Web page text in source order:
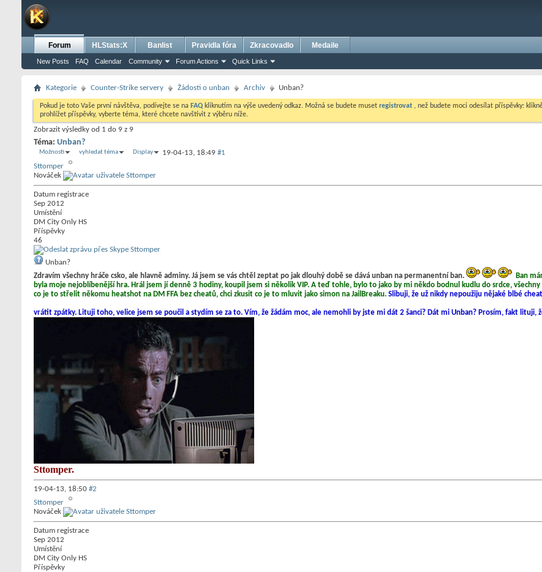
Forum
New Posts FAQ Calendar Community Forum Actions Quick Links
HLStats:X Banlist Pravidla fóra Zkracovadlo Medaile
Kategorie Counter-Strike servery Žádosti o unban Archiv Unban?
Pokud je toto Vaše první návštěva, podívejte se na FAQ kliknutím na výše uvedený odkaz. Možná se budete muset registrovat , než budete moci odesílat příspěvky:
prohlížet příspěvky, vyberte téma, které chcete navštívit z výběru níže.
Zobrazit výsledky od 1 do 9 z 9
Téma: Unban?
Možnosti vyhledat téma Display 19-04-13, 18:49 #1
Sttomper
Nováček
Datum registrace
Sep 2012
Umístění
DM City Only HS
Příspěvky
46
Unban?
Zdravím všechny hráče csko, ale hlavně adminy. Já jsem se vás chtěl zeptat po jak dlouhý době se dává unban na permanentní ban.
Ban
byla moje nejoblíbenější hra. Hrál jsem jí denně 3 hodiny, koupil jsem si několik VIP. A teď tohle, bylo to jako by mi někdo bodnul kudlu do srdce,
co je to střelit někomu heatshot na DM FFA bez cheatů, chci zkusit co je to mluvit jako simon na JailBreaku. Slibuji, že už nikdy nepoužiju nějaké blbé
vrátit zpátky. Lituji toho, velice jsem se poučil a stydím se za to. Vím, že žádám moc, ale nemohli by jste mi dát 2 šanci? Dát mi Unban? Prosím, fakt lituji,
Sttomper.
19-04-13, 18:50 #2
Sttomper
Nováček
Datum registrace
Sep 2012
Umístění
DM City Only HS
Příspěvky